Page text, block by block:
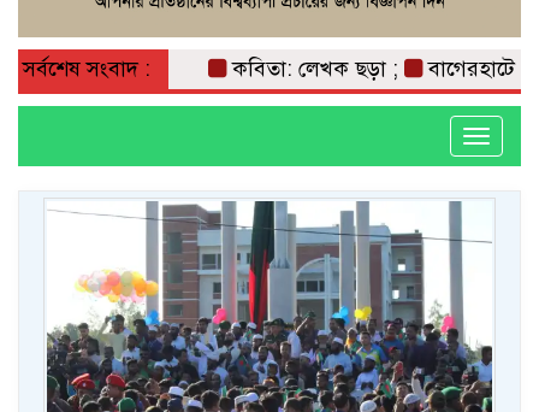
সর্বশেষ সংবাদ : কবিতা: লেখক ছড়া ; বাগেরহাটে
Toggle